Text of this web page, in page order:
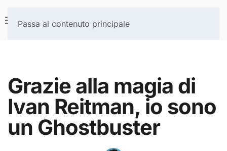
Passa al contenuto principale
Grazie alla magia di
Ivan Reitman, io sono
un Ghostbuster